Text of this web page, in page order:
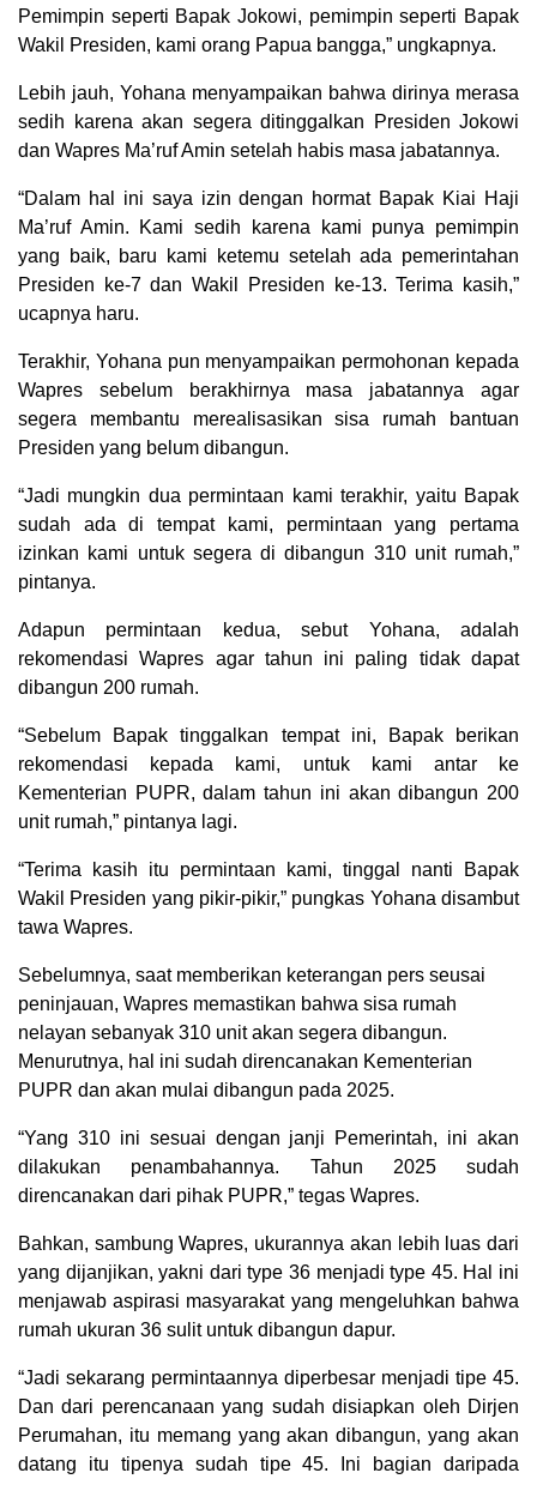
Pemimpin seperti Bapak Jokowi, pemimpin seperti Bapak
Wakil Presiden, kami orang Papua bangga,” ungkapnya.
Lebih jauh, Yohana menyampaikan bahwa dirinya merasa
sedih karena akan segera ditinggalkan Presiden Jokowi
dan Wapres Ma’ruf Amin setelah habis masa jabatannya.
“Dalam hal ini saya izin dengan hormat Bapak Kiai Haji
Ma’ruf Amin. Kami sedih karena kami punya pemimpin
yang baik, baru kami ketemu setelah ada pemerintahan
Presiden ke-7 dan Wakil Presiden ke-13. Terima kasih,”
ucapnya haru.
Terakhir, Yohana pun menyampaikan permohonan kepada
Wapres sebelum berakhirnya masa jabatannya agar
segera membantu merealisasikan sisa rumah bantuan
Presiden yang belum dibangun.
“Jadi mungkin dua permintaan kami terakhir, yaitu Bapak
sudah ada di tempat kami, permintaan yang pertama
izinkan kami untuk segera di dibangun 310 unit rumah,”
pintanya.
Adapun permintaan kedua, sebut Yohana, adalah
rekomendasi Wapres agar tahun ini paling tidak dapat
dibangun 200 rumah.
“Sebelum Bapak tinggalkan tempat ini, Bapak berikan
rekomendasi kepada kami, untuk kami antar ke
Kementerian PUPR, dalam tahun ini akan dibangun 200
unit rumah,” pintanya lagi.
“Terima kasih itu permintaan kami, tinggal nanti Bapak
Wakil Presiden yang pikir-pikir,” pungkas Yohana disambut
tawa Wapres.
Sebelumnya, saat memberikan keterangan pers seusai
peninjauan, Wapres memastikan bahwa sisa rumah
nelayan sebanyak 310 unit akan segera dibangun.
Menurutnya, hal ini sudah direncanakan Kementerian
PUPR dan akan mulai dibangun pada 2025.
“Yang 310 ini sesuai dengan janji Pemerintah, ini akan
dilakukan penambahannya. Tahun 2025 sudah
direncanakan dari pihak PUPR,” tegas Wapres.
Bahkan, sambung Wapres, ukurannya akan lebih luas dari
yang dijanjikan, yakni dari type 36 menjadi type 45. Hal ini
menjawab aspirasi masyarakat yang mengeluhkan bahwa
rumah ukuran 36 sulit untuk dibangun dapur.
“Jadi sekarang permintaannya diperbesar menjadi tipe 45.
Dan dari perencanaan yang sudah disiapkan oleh Dirjen
Perumahan, itu memang yang akan dibangun, yang akan
datang itu tipenya sudah tipe 45. Ini bagian daripada